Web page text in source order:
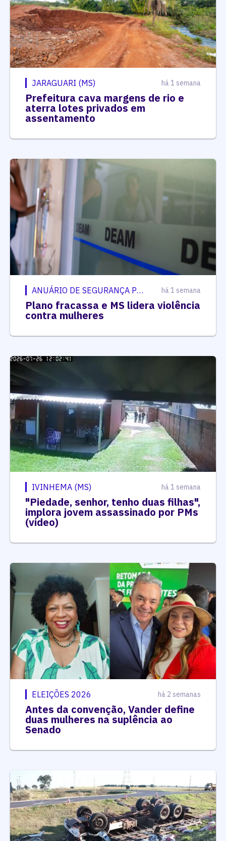
JARAGUARI (MS) há 1 semana
Prefeitura cava margens de rio e
aterra lotes privados em
assentamento
ANUÁRIO DE SEGURANÇA PÚBLICA há 1 semana
Plano fracassa e MS lidera violência
contra mulheres
IVINHEMA (MS) há 1 semana
"Piedade, senhor, tenho duas filhas",
implora jovem assassinado por PMs
(vídeo)
ELEIÇÕES 2026 há 2 semanas
Antes da convenção, Vander define
duas mulheres na suplência ao
Senado